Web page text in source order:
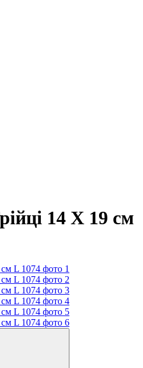
14 Х 19 см